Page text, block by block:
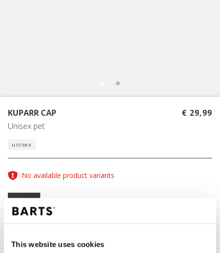
This website uses cookies
KUPARR CAP
Unisex pet
€ 29,99
unisex
No available product variants
One Size
KLEURdusty pink